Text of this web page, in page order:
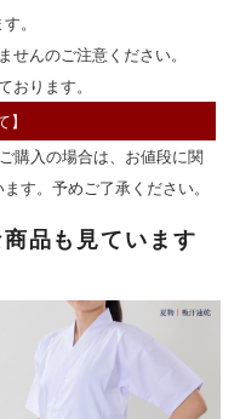
。
せんのご注意ください。
おります。
購入の場合は、お値段に関
す。予めご了承ください。
品も見ています